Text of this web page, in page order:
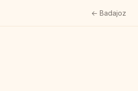
← Badajoz